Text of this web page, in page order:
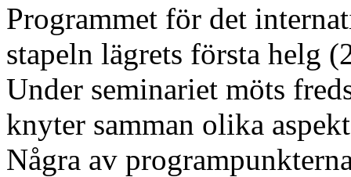
Programmet för det
stapeln lägrets första helg
Under seminariet möts
knyter samman olika
Några av